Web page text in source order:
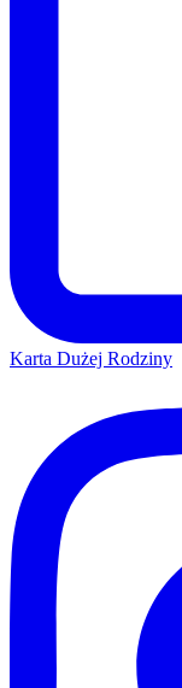
Karta Dużej Rodziny